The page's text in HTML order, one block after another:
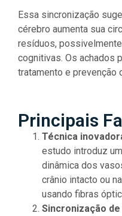
Essa sincronização
cérebro aumenta sua
resíduos,
cognitivas. Os achados
tratamento e prevenção
Principais
Técnica
estudo introduz
dinâmica dos
crânio intacto ou
usando fibras
Sincronização